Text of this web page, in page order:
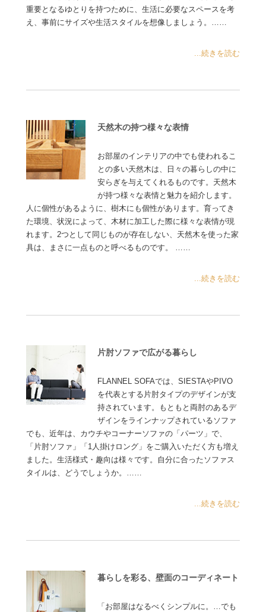
重要となるゆとりを持つために、生活に必要なスペースを考
え、事前にサイズや生活スタイルを想像しましょう。……
...続きを読む
天然木の持つ様々な表情
お部屋のインテリアの中でも使われるこ
との多い天然木は、日々の暮らしの中に
安らぎを与えてくれるものです。天然木
が持つ様々な表情と魅力を紹介します。
人に個性があるように、樹木にも個性があります。育ってき
た環境、状況によって、木材に加工した際に様々な表情が現
れます。2つとして同じものが存在しない、天然木を使った家
具は、まさに一点ものと呼べるものです。 ……
...続きを読む
片肘ソファで広がる暮らし
FLANNEL SOFAでは、SIESTAやPIVO
を代表とする片肘タイプのデザインが支
持されています。もともと両肘のあるデ
ザインをラインナップされているソファ
でも、近年は、カウチやコーナーソファの「パーツ」で、
「片肘ソファ」「1人掛けロング」をご購入いただく方も増え
ました。生活様式・趣向は様々です。自分に合ったソファス
タイルは、どうでしょうか。……
...続きを読む
暮らしを彩る、壁面のコーディネート
「お部屋はなるべくシンプルに。…でも